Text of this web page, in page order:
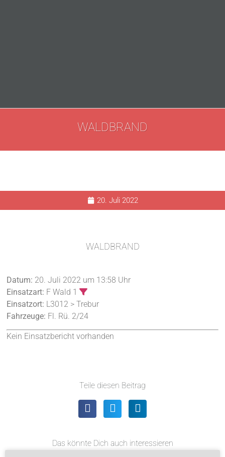
WALDBRAND
20. Juli 2022
WALDBRAND
Datum: 20. Juli 2022 um 13:58 Uhr
Einsatzart: F Wald 1
Einsatzort: L3012 > Trebur
Fahrzeuge: Fl. Rü. 2/24
Kein Einsatzbericht vorhanden
Teile diesen Beitrag
Das könnte Dich auch interessieren